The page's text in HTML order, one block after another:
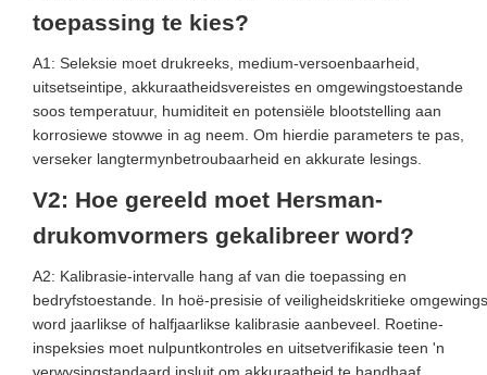
toepassing te kies?
A1: Seleksie moet drukreeks, medium-versoenbaarheid,
uitsetseintipe, akkuraatheidsvereistes en omgewingstoestande
soos temperatuur, humiditeit en potensiële blootstelling aan
korrosiewe stowwe in ag neem. Om hierdie parameters te pas,
verseker langtermynbetroubaarheid en akkurate lesings.
V2: Hoe gereeld moet Hersman-
drukomvormers gekalibreer word?
A2: Kalibrasie-intervalle hang af van die toepassing en
bedryfstoestande. In hoë-presisie of veiligheidskritieke omgewings
word jaarlikse of halfjaarlikse kalibrasie aanbeveel. Roetine-
inspeksies moet nulpuntkontroles en uitsetverifikasie teen 'n